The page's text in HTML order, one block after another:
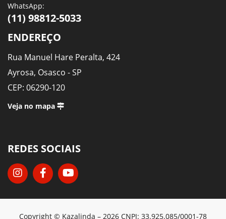
WhatsApp:
(11) 98812-5033
ENDEREÇO
Rua Manuel Hare Peralta, 424
Ayrosa, Osasco - SP
CEP: 06290-120
Veja no mapa
REDES SOCIAIS
Copyright © Kazalinda – 2026 CNPJ: 33.925.085/0001-78